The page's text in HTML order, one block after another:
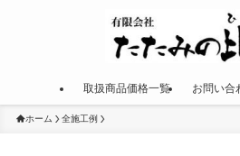
取扱商品価格一覧 お問い合
ホーム 全施工例